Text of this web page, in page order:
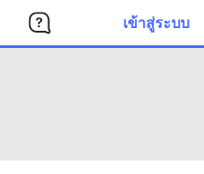
เข้าสู่ระบบ